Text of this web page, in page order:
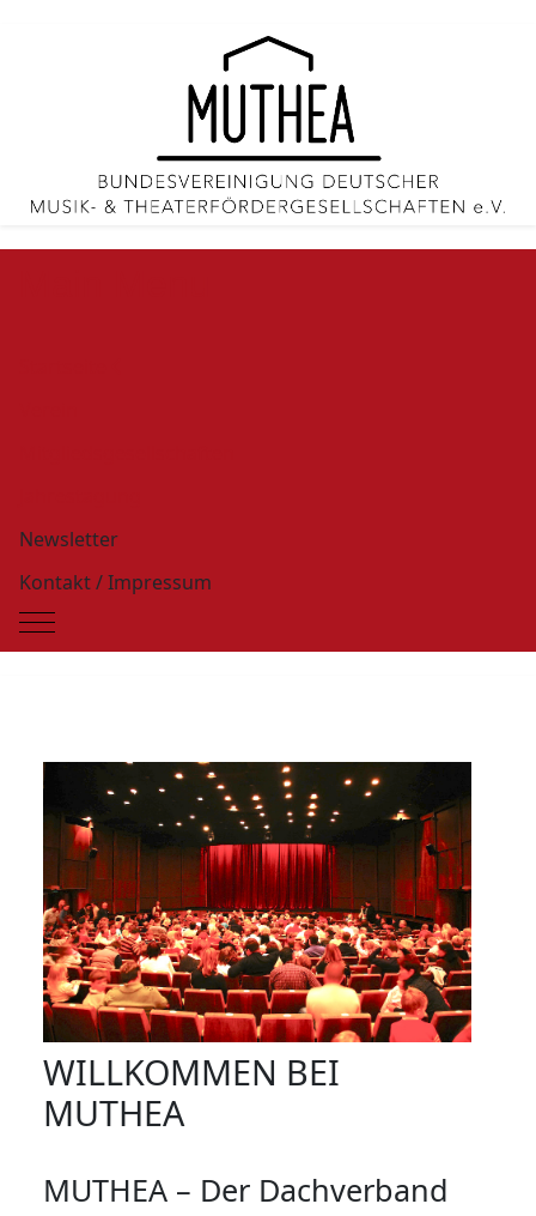
Newsletter
Kontakt / Impressum
Mobile Menu Toggle
WILLKOMMEN BEI
MUTHEA
MUTHEA – Der Dachverband